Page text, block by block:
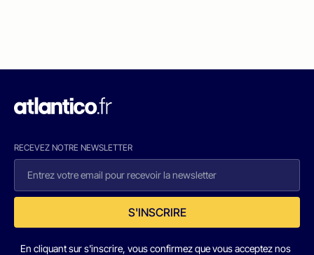
RECEVEZ NOTRE NEWSLETTER
S'INSCRIRE
En cliquant sur s'inscrire, vous confirmez que vous acceptez nos